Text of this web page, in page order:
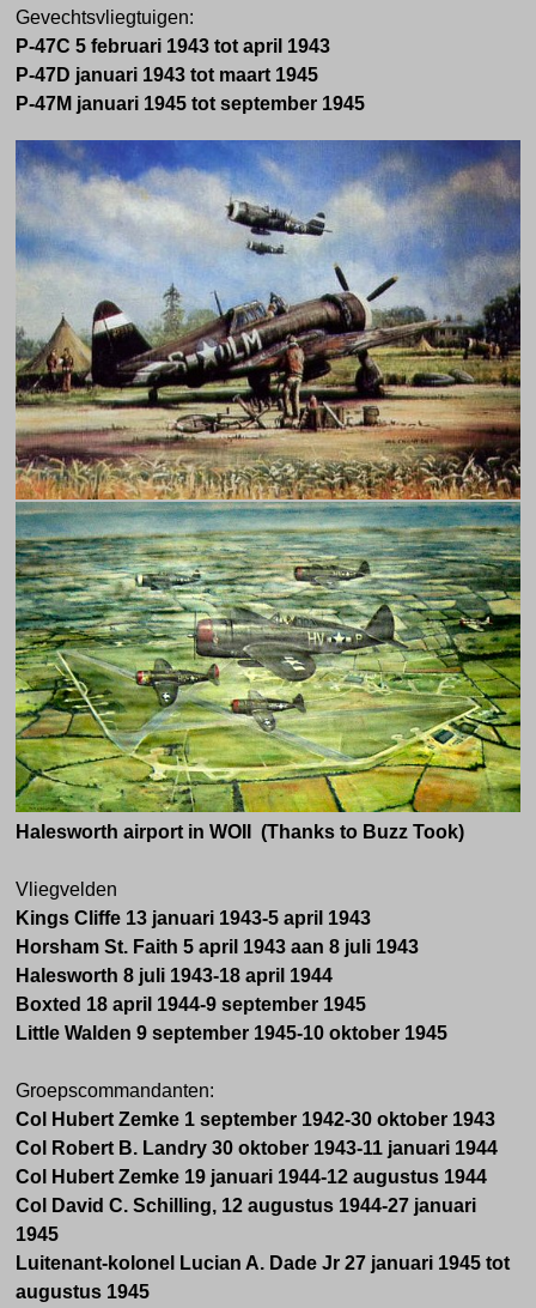
Gevechtsvliegtuigen:
P-47C 5 februari 1943 tot april 1943
P-47D januari 1943 tot maart 1945
P-47M januari 1945 tot september 1945
Halesworth airport in WOII (Thanks to Buzz Took)
Vliegvelden
Kings Cliffe 13 januari 1943-5 april 1943
Horsham St. Faith 5 april 1943 aan 8 juli 1943
Halesworth 8 juli 1943-18 april 1944
Boxted 18 april 1944-9 september 1945
Little Walden 9 september 1945-10 oktober 1945
Groepscommandanten:
Col Hubert Zemke 1 september 1942-30 oktober 1943
Col Robert B. Landry 30 oktober 1943-11 januari 1944
Col Hubert Zemke 19 januari 1944-12 augustus 1944
Col David C. Schilling, 12 augustus 1944-27 januari
1945
Luitenant-kolonel Lucian A. Dade Jr 27 januari 1945 tot
augustus 1945